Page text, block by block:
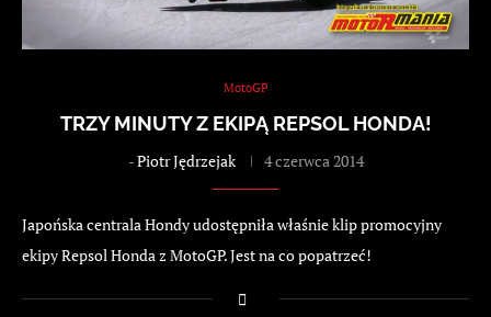
MotoGP
TRZY MINUTY Z EKIPĄ REPSOL HONDA!
-Piotr Jędrzejak 4 czerwca 2014
Japońska centrala Hondy udostępniła właśnie klip promocyjny
ekipy Repsol Honda z MotoGP. Jest na co popatrzeć!